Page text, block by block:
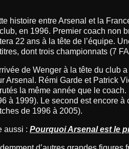
histoire entre Arsenal et la
en 1996. Premier coach non
22 ans à la tête de l’équipe.
dont trois championnats (7
de Wenger à la tête du club
Arsenal. Rémi Garde et Patrick
la même année que le
à 1999). Le second est encore
de 1996 à 2005).
aussi : Pourquoi Arsenal est le